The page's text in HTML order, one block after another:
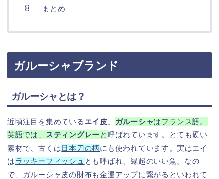
まとめ
ガルーシャブランド
ガルーシャとは？
近頃注目を集めている エイ皮。 ガルーシャはフランス語。
英語では、
スティングレーと 呼ばれています。
とても硬い
素材で、古くは日本刀の柄にも使われています。実はエイ
はラッキーフィッシュ とも呼ばれ、縁起のいい魚。なの
で、ガルーシャ皮の財布も金運アップに繋がるといわれて